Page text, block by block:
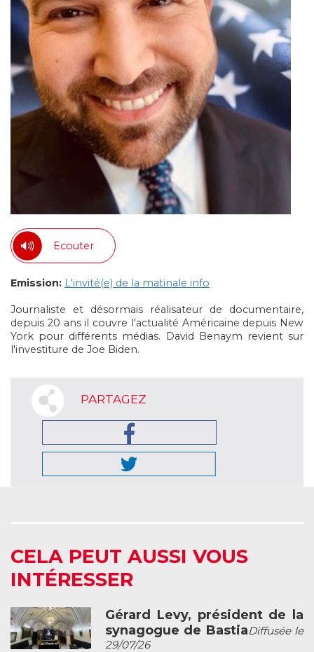
Ecouter
Emission: L'invité(e) de la matinale info
Journaliste et désormais réalisateur de documentaire,
depuis 20 ans il couvre l'actualité Américaine depuis New
York pour différents médias. David Benaym revient sur
l'investiture de Joe Biden.
PARTAGEZ
CELA PEUT AUSSI VOUS
INTÉRESSER
Gérard Levy, président de la
synagogue de BastiaDiffusée le
29/07/26